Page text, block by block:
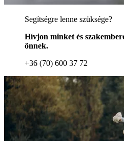
Segítségre lenne szüksége?
Hívjon minket és
önnek.
+36 (70) 600 37 72